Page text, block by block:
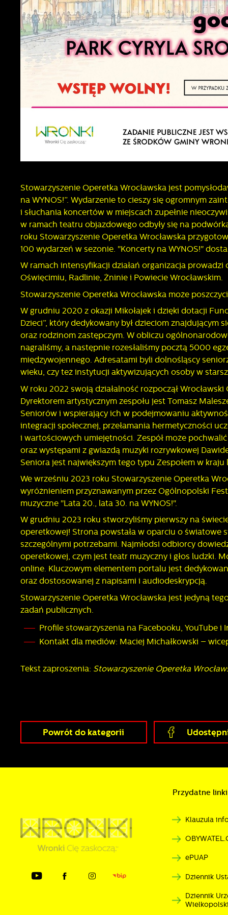
Stowarzyszenie Operetka Wrocławska jest
na WYNOS!”. Wydarzenie to cieszy się ogromnym
i słuchania koncertów w miejscach zupełnie
w ramach teatru objazdowego odbyły się na
roku Stowarzyszenie Operetka Wrocławska
100 wydarzeń w sezonie. "Koncerty na WYNOS!"
W ramach intensyfikacji działań organizacja
Oświęcimiu, Radlinie, Żninie i Powiecie Wrocławskim.
Stowarzyszenie Operetka Wrocławska może
W grudniu 2020 z okazji Mikołajek i dzięki dotacji
Dzieci”, który dedykowany był dzieciom
oraz rodzinom zastępczym. W obliczu
nagraliśmy, a następnie rozesłaliśmy pocztą 5000
międzywojennego. Adresatami byli dolnośląscy
wieku, czy też instytucji aktywizujących osoby w
W roku 2022 swoją działalność rozpoczął
Dyrektorem artystycznym zespołu jest Tomasz
Seniorów i wspierający ich w podejmowaniu
integracji społecznej, przełamania hermetyczności
i wartościowych umiejętności. Zespół może
oraz występami z gwiazdą muzyki rozrywkowej
Seniora jest największym tego typu Zespołem w
We wrześniu 2023 roku Stowarzyszenie Operetka
wyróżnieniem przyznawanym przez Ogólnopolski
muzyczne "Lata 20., lata 30. na WYNOS!". ​
W grudniu 2023 roku stworzyliśmy pierwszy na
operetkowej! Strona powstała w oparciu o światowe
szczególnymi potrzebami. Najmłodsi odbiorcy
operetkowej, czym jest teatr muzyczny i głos ludzki.
online. Kluczowym elementem portalu jest
oraz dostosowanej z napisami i audiodeskrypcją.
Stowarzyszenie Operetka Wrocławska jest jedyną
zadań publicznych.
Profile stowarzyszenia na Facebooku, YouTube i
Kontakt dla mediów: Maciej Michałkowski –
Tekst zaproszenia: Stowarzyszenie Operetka
Powrótdo kategorii
Przydatne linki
Klauzula
ePUAP
Dziennik
Dziennik